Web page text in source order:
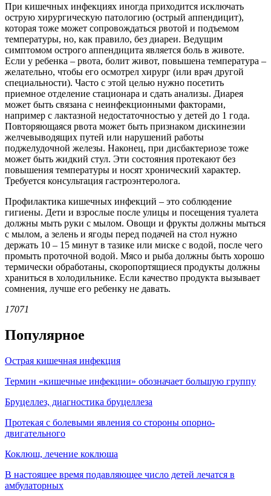
При кишечных инфекциях иногда приходится исключать
острую хирургическую патологию (острый аппендицит),
которая тоже может сопровождаться рвотой и подъемом
температуры, но, как правило, без диареи. Ведущим
симптомом острого аппендицита является боль в животе.
Если у ребенка – рвота, болит живот, повышена температура –
желательно, чтобы его осмотрел хирург (или врач другой
специальности). Часто с этой целью нужно посетить
приемное отделение стационара и сдать анализы. Диарея
может быть связана с неинфекционными факторами,
например с лактазной недостаточностью у детей до 1 года.
Повторяющаяся рвота может быть признаком дискинезии
желчевыводящих путей или нарушений работы
поджелудочной железы. Наконец, при дисбактериозе тоже
может быть жидкий стул. Эти состояния протекают без
повышения температуры и носят хронический характер.
Требуется консультация гастроэнтеролога.
Профилактика кишечных инфекций – это соблюдение
гигиены. Дети и взрослые после улицы и посещения туалета
должны мыть руки с мылом. Овощи и фрукты должны мыться
с мылом, а зелень и ягоды перед подачей на стол нужно
держать 10 – 15 минут в тазике или миске с водой, после чего
промыть проточной водой. Мясо и рыба должны быть хорошо
термически обработаны, скоропортящиеся продукты должны
храниться в холодильнике. Если качество продукта вызывает
сомнения, лучше его ребенку не давать.
17071
Популярное
Острая кишечная инфекция
Термин «кишечные инфекции» обозначает большую группу
Бруцеллез, диагностика бруцеллеза
Протекая с болевыми явления со стороны опорно-
двигательного
Коклюш, лечение коклюша
В настоящее время подавляющее число детей лечатся в
амбулаторных